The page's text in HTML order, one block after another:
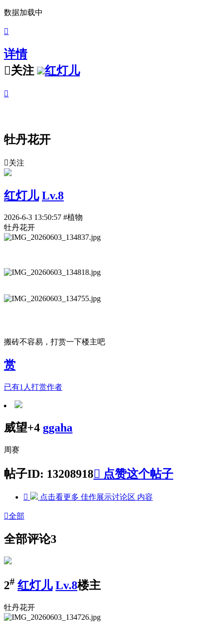
数据加载中

详情
关注 红灯儿

牡丹花开
关注
红灯儿 Lv.8
2026-6-3 13:50:57 #植物
牡丹花开
搬砖不容易，打赏一下楼主吧
赏
已有1 人打赏作者
威望+4 ggaha
周赛
帖子ID: 13208918 点赞这个帖子
 点击看更多 佳作展示讨论区 内容
全部
全部评论3
2# 红灯儿 Lv.8楼主
牡丹花开